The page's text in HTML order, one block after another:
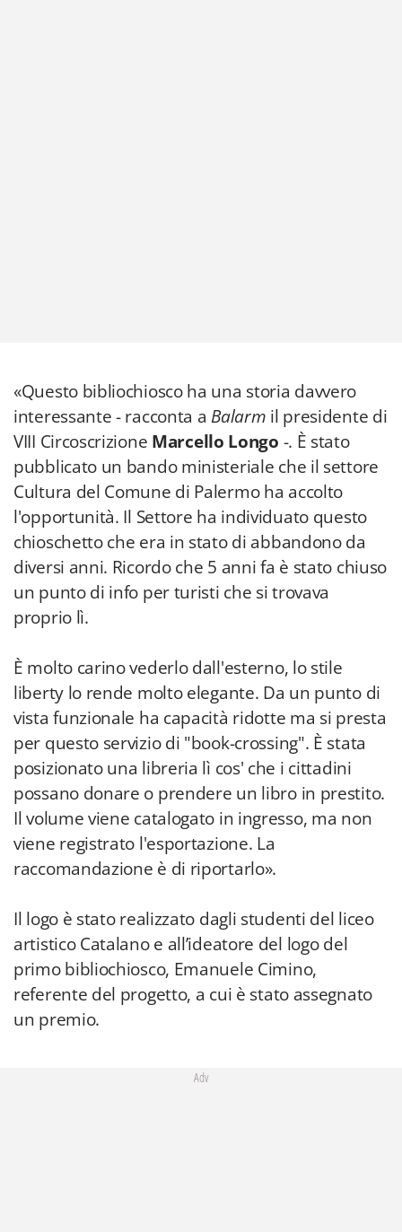
«Questo bibliochiosco ha una storia davvero
interessante - racconta a Balarm il presidente di
VIII Circoscrizione Marcello Longo -. È stato
pubblicato un bando ministeriale che il settore
Cultura del Comune di Palermo ha accolto
l'opportunità. Il Settore ha individuato questo
chioschetto che era in stato di abbandono da
diversi anni. Ricordo che 5 anni fa è stato chiuso
un punto di info per turisti che si trovava
proprio lì.
È molto carino vederlo dall'esterno, lo stile
liberty lo rende molto elegante. Da un punto di
vista funzionale ha capacità ridotte ma si presta
per questo servizio di "book-crossing". È stata
posizionato una libreria lì cos' che i cittadini
possano donare o prendere un libro in prestito.
Il volume viene catalogato in ingresso, ma non
viene registrato l'esportazione. La
raccomandazione è di riportarlo».
Il logo è stato realizzato dagli studenti del liceo
artistico Catalano e all’ideatore del logo del
primo bibliochiosco, Emanuele Cimino,
referente del progetto, a cui è stato assegnato
un premio.
Adv